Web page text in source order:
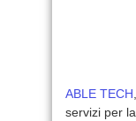
ABLE TECH
servizi per